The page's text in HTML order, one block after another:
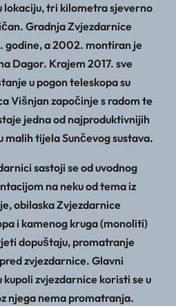
lokaciju, tri kilometra sjeverno
Gradnja Zvjezdarnice
godine, a 2002. montiran je
Dagor. Krajem 2017. sve
u pogon teleskopa su
Višnjan započinje s radom te
jedna od najproduktivnijih
malih tijela Sunčevog sustava.
sastoji se od uvodnog
na neku od tema iz
obilaska Zvjezdarnice
i kamenog kruga (monoliti)
dopuštaju, promatranje
zvjezdarnice. Glavni
kupoli zvjezdarnice koristi se u
njega nema promatranja.